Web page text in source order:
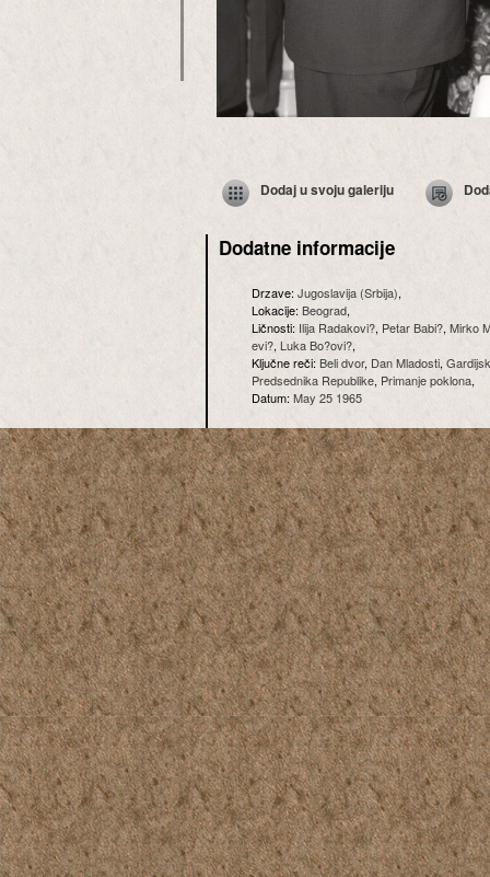
Dodaj u svoju galeriju
Dodatne informacije
Drzave:Jugoslavija (Srbija),
Lokacije:Beograd,
Ličnosti: Ilija Radakovi?, Petar Babi?, Mirko
evi?, Luka Bo?ovi?,
Ključne reči:Beli dvor, Dan Mladosti,
Predsednika Republike, Primanje poklona,
Datum:May 25 1965